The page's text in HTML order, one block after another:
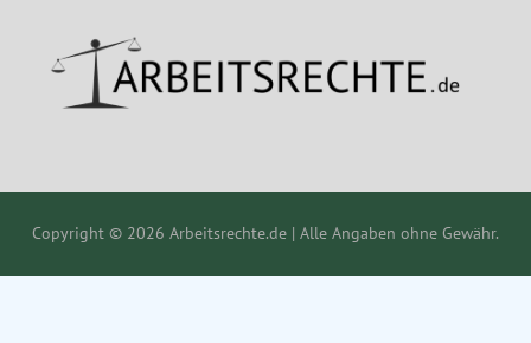
Copyright © 2026 Arbeitsrechte.de | Alle Angaben ohne Gewähr.